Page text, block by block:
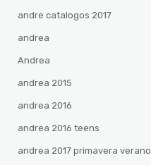
andre catalogos 2017
andrea
Andrea
andrea 2015
andrea 2016
andrea 2016 teens
andrea 2017 primavera verano